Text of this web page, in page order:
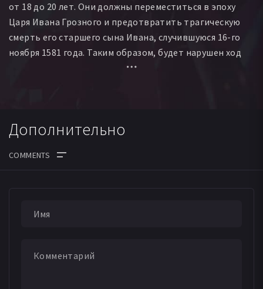
от 18 до 20 лет. Они должны переместиться в эпоху
Царя Ивана Грозного и предотвратить трагическую
смерть его старшего сына Ивана, случившуюся 16-го
ноября 1581 года. Таким образом, будет нарушен ход
исторических событий. Царевич станет следующим
и Россия станет совершенно иным государством.
Дополнительно